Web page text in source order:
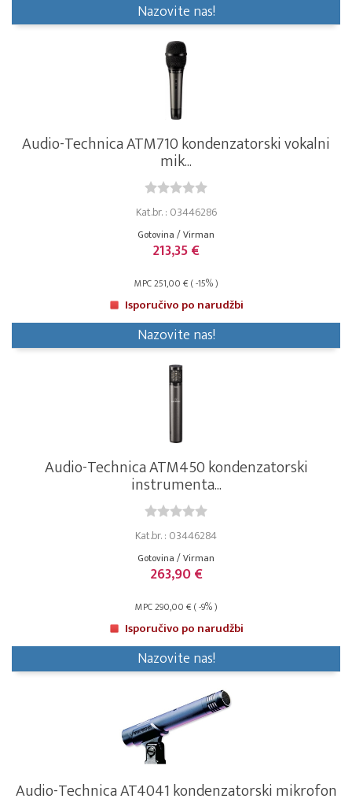
Nazovite nas!
Audio-Technica ATM710 kondenzatorski vokalni
mik...
Kat.br. : 03446286
Gotovina / Virman
213,35 €
MPC 251,00 € ( -15% )
Isporučivo po narudžbi
Nazovite nas!
Audio-Technica ATM450 kondenzatorski
instrumenta...
Kat.br. : 03446284
Gotovina / Virman
263,90 €
MPC 290,00 € ( -9% )
Isporučivo po narudžbi
Nazovite nas!
Audio-Technica AT4041 kondenzatorski mikrofon